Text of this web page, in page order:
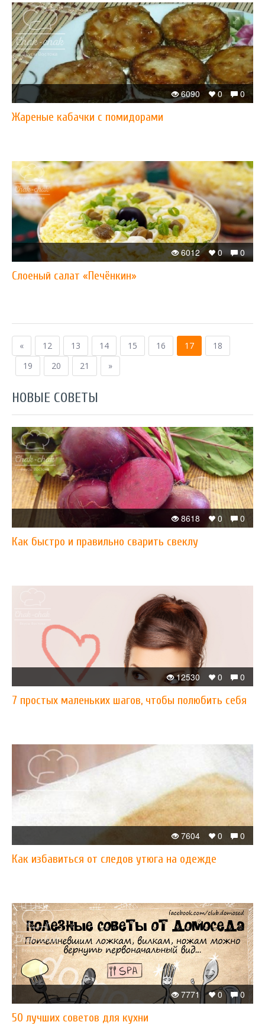
0
0
6090
​Жареные кабачки с помидорами
0
0
6012
Слоеный салат «Печёнкин»
« 12 13 14 15 16 17
18
19
20 21 »
НОВЫЕ СОВЕТЫ
0
0
8618
Как быстро и правильно сварить свеклу
0
0
12530
7 простых маленьких шагов, чтобы полюбить себя
0
0
7604
Как избавиться от следов утюга на одежде
0
0
7771
50 лучших советов для кухни